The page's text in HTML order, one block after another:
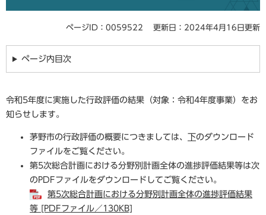
ページID：0059522 更新日：2024年4月16日更新
ページ内目次
令和5年度に実施した行政評価の結果（対象：令和4年度事業）をお
知らせします。
茅野市の行政評価の概要につきましては、 下のダウンロード
ファイルをご覧ください。
第5次総合計画における分野別計画全体の進捗評価結果等は次
のPDFファイルをダウンロードしてご覧ください。
第5次総合計画における分野別計画全体の進捗評価結果
等 [PDFファイル／130KB]